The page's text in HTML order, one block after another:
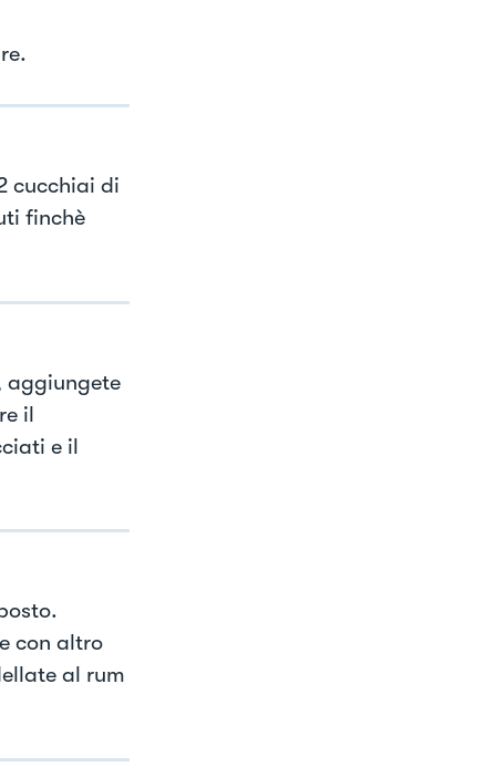
cucchiai di
finchè
aggiungete
il
e il
con altro
al rum